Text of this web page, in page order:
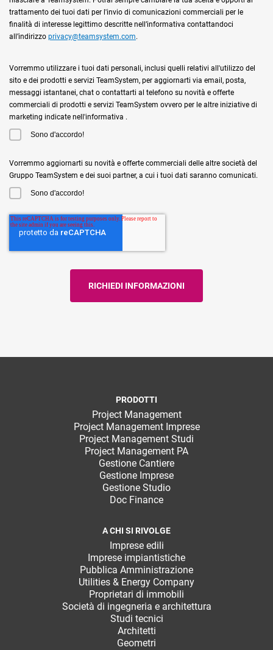
trattamento dei tuoi dati per l'invio di comunicazioni commerciali per le
finalità di interesse legittimo descritte nell’informativa contattandoci
all’indirizzo privacy@teamsystem.com.
Vorremmo utilizzare i tuoi dati personali, inclusi quelli relativi all'utilizzo del
sito e dei prodotti e servizi TeamSystem, per aggiornarti via email, posta,
messaggi istantanei, chat o contattarti al telefono su novità e offerte
commerciali di prodotti e servizi TeamSystem ovvero per le altre iniziative di
marketing indicate nell'informativa .
Sono d'accordo!
Vorremmo aggiornarti su novità e offerte commerciali delle altre società del
Gruppo TeamSystem e dei suoi partner, a cui i tuoi dati saranno comunicati.
Sono d'accordo!
PRODOTTI
Project Management
Project Management Imprese
Project Management Studi
Project Management PA
Gestione Cantiere
Gestione Imprese
Gestione Studio
Doc Finance
A CHI SI RIVOLGE
Imprese edili
Imprese impiantistiche
Pubblica Amministrazione
Utilities & Energy Company
Proprietari di immobili
Società di ingegneria e architettura
Studi tecnici
Architetti
Geometri